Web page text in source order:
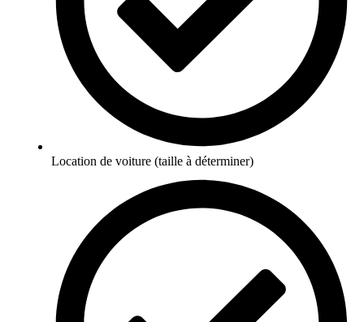
Location de voiture (taille à déterminer)